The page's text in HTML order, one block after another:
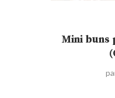
Mini buns